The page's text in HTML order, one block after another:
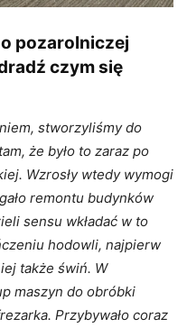
pozarolniczej
czym się
stworzyliśmy do
że było to zaraz po
Wzrosły wtedy wymogi
remontu budynków
sensu wkładać w to
hodowli, najpierw
także świń. W
maszyn do obróbki
Przybywało coraz